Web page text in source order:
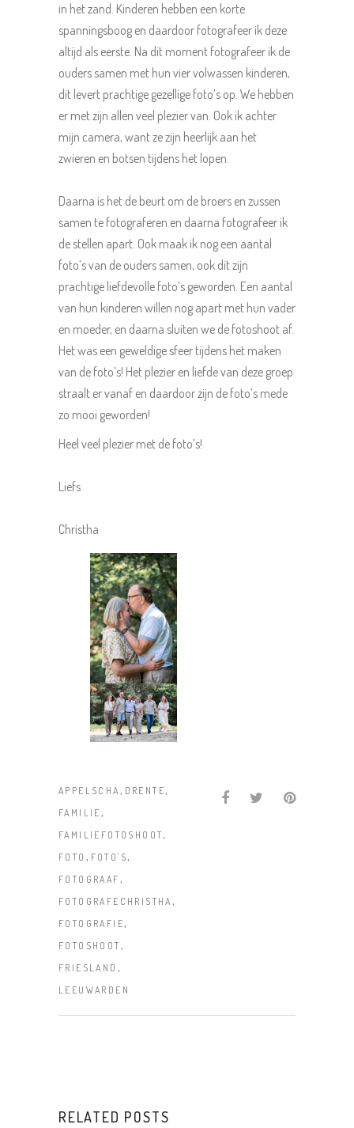
in het zand. Kinderen hebben een korte
spanningsboog en daardoor fotografeer ik deze
altijd als eerste. Na dit moment fotografeer ik de
ouders samen met hun vier volwassen kinderen,
dit levert prachtige gezellige foto’s op. We hebben
er met zijn allen veel plezier van. Ook ik achter
mijn camera, want ze zijn heerlijk aan het
zwieren en botsen tijdens het lopen.
Daarna is het de beurt om de broers en zussen
samen te fotograferen en daarna fotografeer ik
de stellen apart. Ook maak ik nog een aantal
foto’s van de ouders samen, ook dit zijn
prachtige liefdevolle foto’s geworden. Een aantal
van hun kinderen willen nog apart met hun vader
en moeder, en daarna sluiten we de fotoshoot af.
Het was een geweldige sfeer tijdens het maken
van de foto’s! Het plezier en liefde van deze groep
straalt er vanaf en daardoor zijn de foto’s mede
zo mooi geworden!
Heel veel plezier met de foto’s!
Liefs
Christha
APPELSCHA , DRENTE,
FAMILIE ,
FAMILIEFOTOSHOOT,
FOTO , FOTO'S,
FOTOGRAAF ,
FOTOGRAFECHRISTHA ,
FOTOGRAFIE,
FOTOSHOOT ,
FRIESLAND ,
LEEUWARDEN
RELATED POSTS